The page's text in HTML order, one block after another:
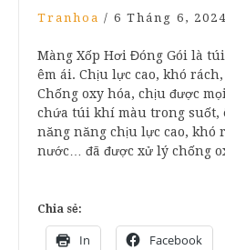
Tranhoa / 6 Tháng 6, 2024
Màng Xốp Hơi Đóng Gói là
êm ái. Chịu lực cao, khó
Chống oxy hóa, chịu được
chứa túi khí màu trong suốt,
năng năng chịu lực cao, khó
nước… đã được xử lý chống
Chia sẻ:
In Facebook